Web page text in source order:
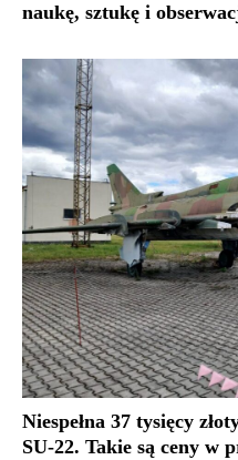
naukę, sztukę i
Niespełna 37 tysięcy
SU-22. Takie są ceny w